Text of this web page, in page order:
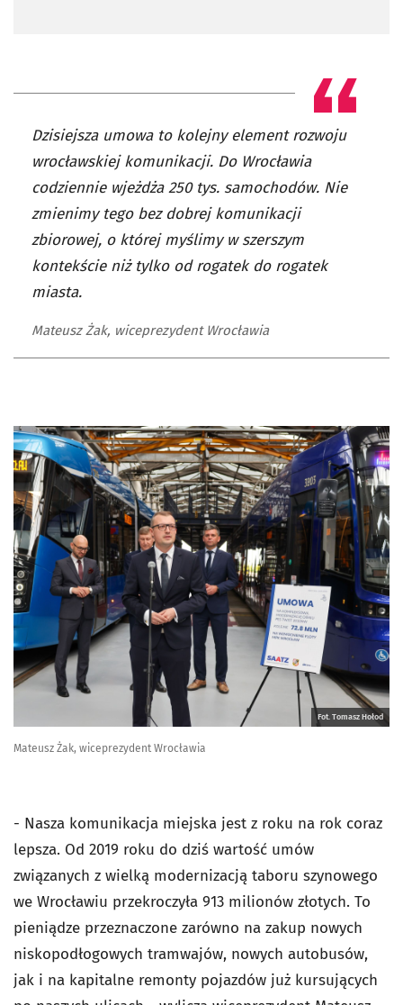
Dzisiejsza umowa to kolejny element rozwoju
wrocławskiej komunikacji. Do Wrocławia
codziennie wjeżdża 250 tys. samochodów. Nie
zmienimy tego bez dobrej komunikacji
zbiorowej, o której myślimy w szerszym
kontekście niż tylko od rogatek do rogatek
miasta.
Mateusz Żak, wiceprezydent Wrocławia
Fot. Tomasz Hołod
Mateusz Żak, wiceprezydent Wrocławia
- Nasza komunikacja miejska jest z roku na rok coraz
lepsza. Od 2019 roku do dziś wartość umów
związanych z wielką modernizacją taboru szynowego
we Wrocławiu przekroczyła 913 milionów złotych. To
pieniądze przeznaczone zarówno na zakup nowych
niskopodłogowych tramwajów, nowych autobusów,
jak i na kapitalne remonty pojazdów już kursujących